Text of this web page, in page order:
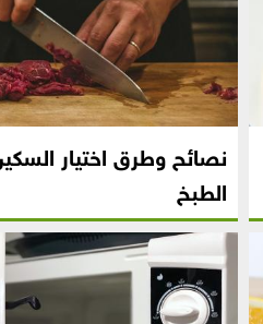
نصائح وطرق اختيار
الطبخ